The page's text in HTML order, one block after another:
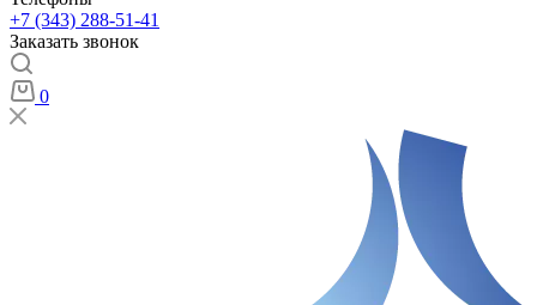
+7 (343) 288-51-41
Заказать звонок
0